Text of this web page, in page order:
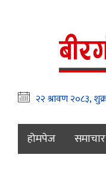
होमपेज समाचार